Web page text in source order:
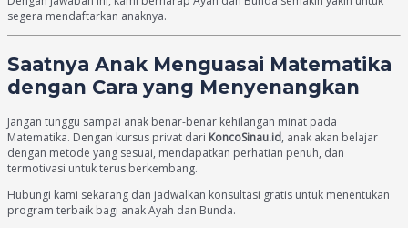
segera mendaftarkan anaknya.
Saatnya Anak Menguasai Matematika
dengan Cara yang Menyenangkan
Jangan tunggu sampai anak benar-benar kehilangan minat pada
Matematika. Dengan kursus privat dari KoncoSinau.id, anak akan belajar
dengan metode yang sesuai, mendapatkan perhatian penuh, dan
termotivasi untuk terus berkembang.
Hubungi kami sekarang dan jadwalkan konsultasi gratis untuk menentukan
program terbaik bagi anak Ayah dan Bunda.